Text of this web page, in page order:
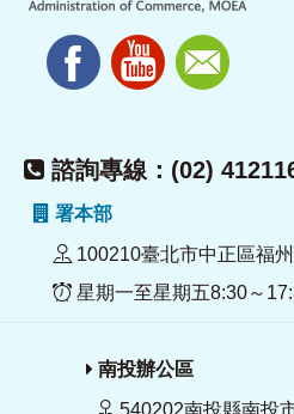
諮詢專線：(02)
署本部
100210臺北市中正區福
星期一至星期五8:30～
南投辦公區
540202南投縣南投